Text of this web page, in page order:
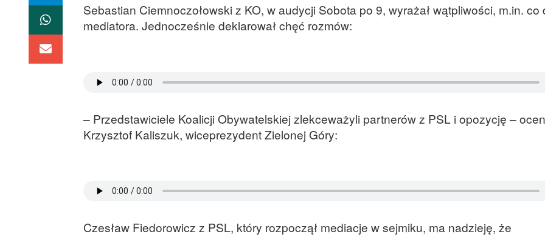
Sebastian Ciemnoczołowski z KO, w audycji Sobota po 9, wyrażał wątpliwości, m.in. co
mediatora. Jednocześnie deklarował chęć rozmów:
– Przedstawiciele Koalicji Obywatelskiej zlekceważyli partnerów z PSL i opozycję –
Krzysztof Kaliszuk, wiceprezydent Zielonej Góry:
Czesław Fiedorowicz z PSL, który rozpoczął mediacje w sejmiku, ma nadzieję, że